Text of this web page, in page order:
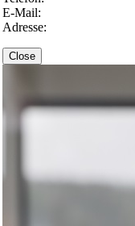
E-Mail:
Adresse:
Close